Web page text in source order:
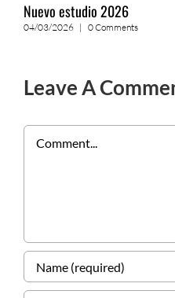
Nuevo estudio 2026
04/03/2026 | 0 Comments
Leave A